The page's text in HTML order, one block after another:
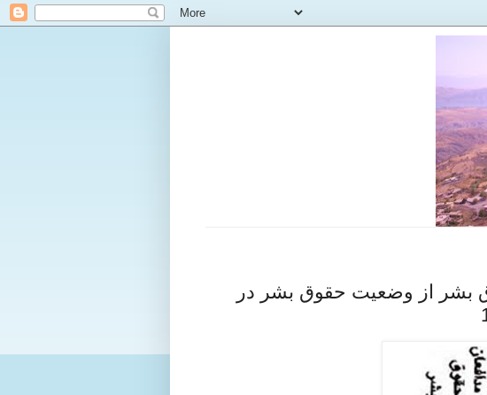
بشر از وضعیت حقوق بشر در